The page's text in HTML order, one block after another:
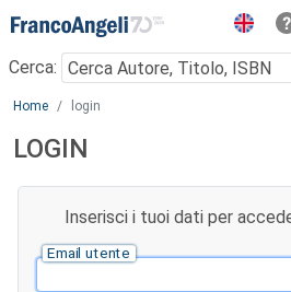
Menu
Cerca:
Main content
Home login
LOGIN
Inserisci i tuoi dati per
Email utente